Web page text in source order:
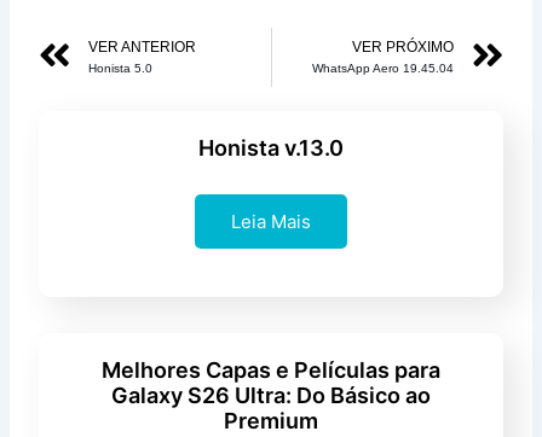
de
Anterior
VER ANTERIOR
Honista 5.0
VER PRÓXIMO
WhatsApp Aero 19.45.04
Honista v.13.0
Leia Mais
Melhores Capas e Películas para
Galaxy S26 Ultra: Do Básico ao
Premium